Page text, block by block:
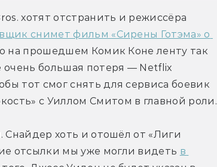
хотят отстранить и режиссёра
снимет фильм «Сирены Готэма» о
на прошедшем Комик Коне ленту так
очень большая потеря — Netflix
тот смог снять для сервиса боевик
с Уиллом Смитом в главной роли.
Снайдер хоть и отошёл от «Лиги
отсылки мы уже могли видеть в